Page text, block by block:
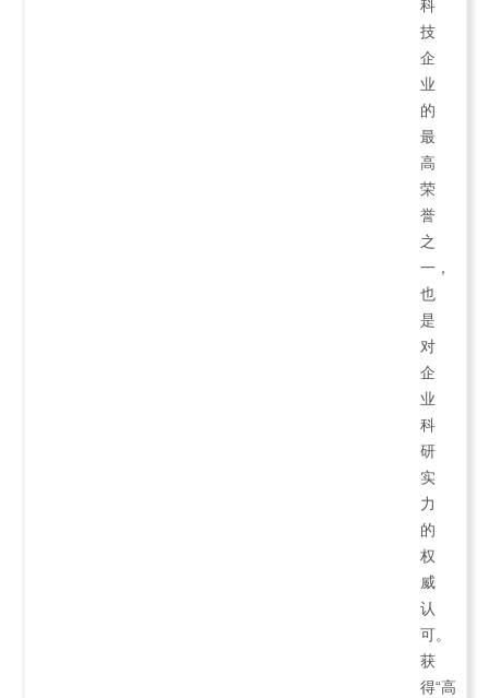
科
技
企
业
的
最
高
荣
誉
之
一，
也
是
对
企
业
科
研
实
力
的
权
威
认
可。
获
得“高